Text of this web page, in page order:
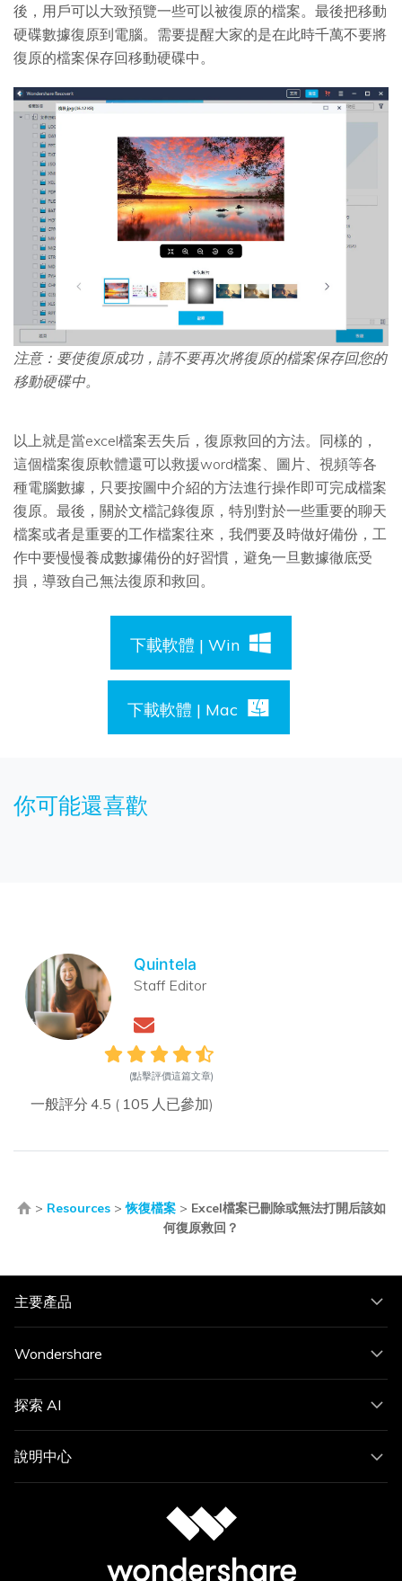
後，用戶可以大致預覽一些可以被復原的檔案。最後把移動
硬碟數據復原到電腦。需要提醒大家的是在此時千萬不要將
復原的檔案保存回移動硬碟中。
注意：要使復原成功，請不要再次將復原的檔案保存回您的
移動硬碟中。
以上就是當excel檔案丟失后，復原救回的方法。同樣的，
這個檔案復原軟體還可以救援word檔案、圖片、視頻等各
種電腦數據，只要按圖中介紹的方法進行操作即可完成檔案
復原。最後， 關於文檔記錄復原，特別對於一些重要的聊天
檔案或者是重要的工作檔案往來，我們要及時做好備份，工
作中要慢慢養成數據備份的好習慣，避免一旦數據徹底受
損，導致自己無法復原和救回。
下載軟體 | Win
下載軟體 | Mac
你可能還喜歡
Quintela
Staff Editor
(點擊評價這篇文章)
一般評分 4.5 ( 105 人已參加)
> Resources>恢復檔案> Excel檔案已刪除或無法打開后該如
何復原救回？
主要產品
Wondershare
探索 AI
說明中心